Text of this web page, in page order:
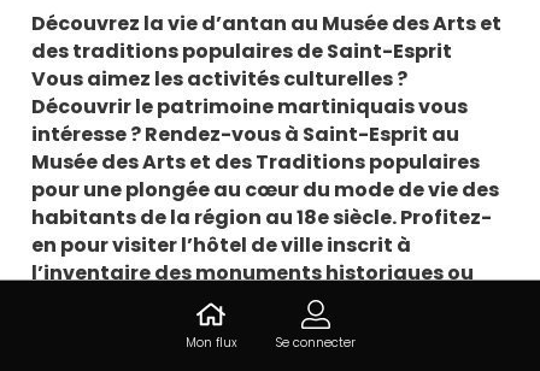
Découvrez la vie d’antan au Musée des Arts et
des traditions populaires de Saint-Esprit
Vous aimez les activités culturelles ?
Découvrir le patrimoine martiniquais vous
intéresse ? Rendez-vous à Saint-Esprit au
Musée des Arts et des Traditions populaires
pour une plongée au cœur du mode de vie des
habitants de la région au 18e siècle. Profitez-
en pour visiter l’hôtel de ville inscrit à
l’inventaire des monuments historiques ou
admirer l’église et sa coupole d’esprit
Mon flux Se connecter